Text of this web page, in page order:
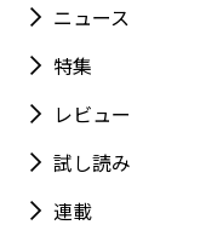
ニュース
特集
レビュー
試し読み
連載